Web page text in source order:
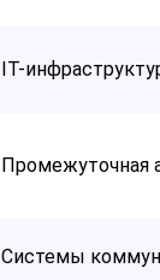
IT-
Промежуточная
Системы